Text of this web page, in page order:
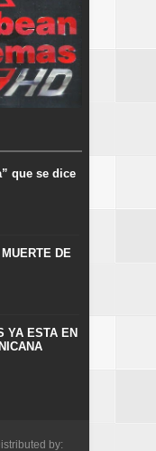
que se dice
DE
YA ESTA EN
by: